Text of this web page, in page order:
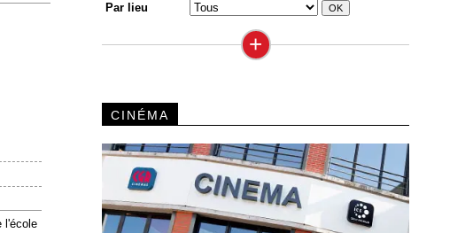
l'école
Par lieu
+
CINÉMA